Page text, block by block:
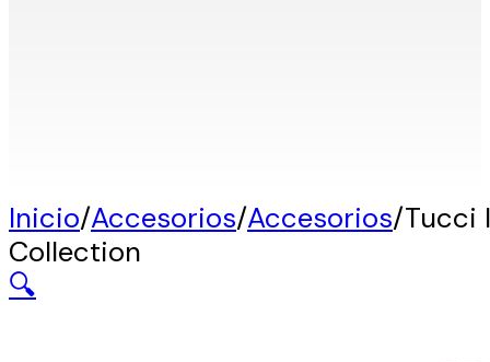
Inicio/Accesorios/Accesorios/Tucci
Collection
🔍